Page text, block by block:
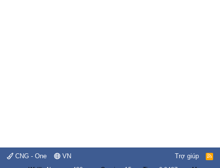
CNG - One VN Trợ giúp
R